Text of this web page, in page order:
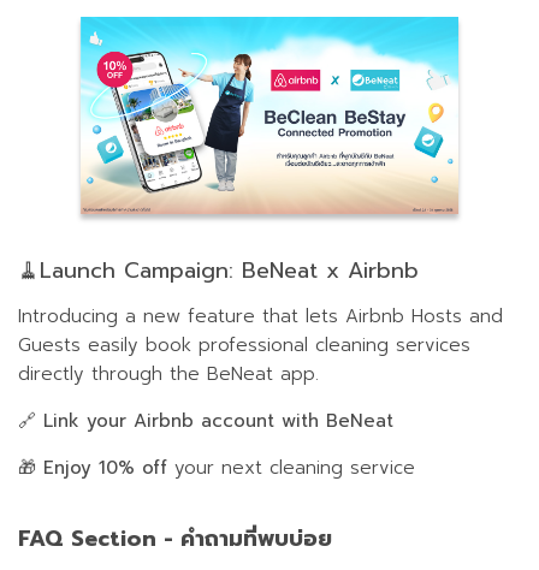
🧹Launch Campaign: BeNeat x Airbnb
Introducing a new feature that lets Airbnb Hosts and
Guests easily book professional cleaning services
directly through the BeNeat app.
🔗 Link your Airbnb account with BeNeat
🎁 Enjoy 10% off your next cleaning service
FAQ Section - คำถามที่พบบ่อย